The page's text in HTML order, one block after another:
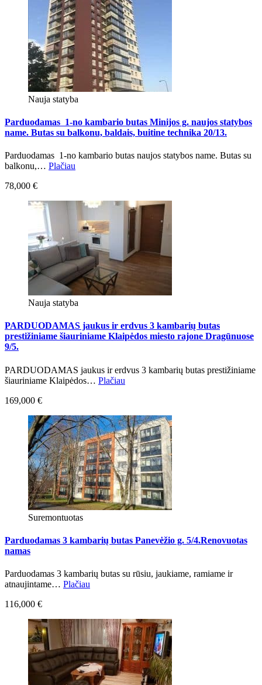
Nauja statyba
Parduodamas 1-no kambario butas Minijos g. naujos statybos
name. Butas su balkonu, baldais, buitine technika 20/13.
Parduodamas 1-no kambario butas naujos statybos name. Butas su
balkonu,… Plačiau
78,000 €
Nauja statyba
PARDUODAMAS jaukus ir erdvus 3 kambarių butas
prestižiniame šiauriniame Klaipėdos miesto rajone Dragūnuose
9/5.
PARDUODAMAS jaukus ir erdvus 3 kambarių butas prestižiniame
šiauriniame Klaipėdos… Plačiau
169,000 €
Suremontuotas
Parduodamas 3 kambarių butas Panevėžio g. 5/4.Renovuotas
namas
Parduodamas 3 kambarių butas su rūsiu, jaukiame, ramiame ir
atnaujintame… Plačiau
116,000 €